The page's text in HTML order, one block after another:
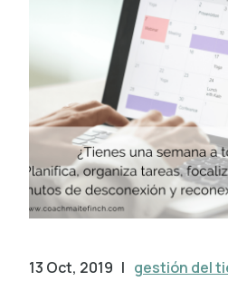
13 Oct, 2019 | gestión del